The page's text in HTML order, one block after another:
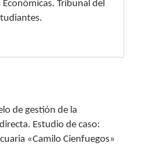
Tribunal del
de gestión de la
Estudio de caso:
«Camilo Cienfuegos»